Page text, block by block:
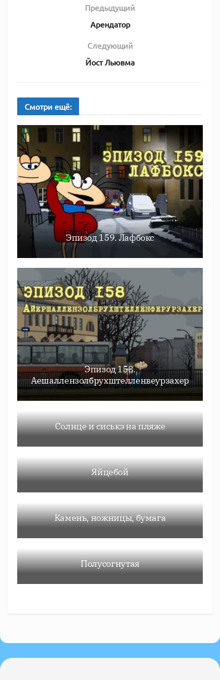
Предыдущий
Арендатор
Следующий
Йост Льювма
Смотри ещё:
Эпизод 159. Лафбокс
Эпизод 158.
Аешаллензолбрухштелленвеурзахер
Солнце и сиськэ на пляже
Яйцебой
Камень, ножницы, бумага
Полусогнутая